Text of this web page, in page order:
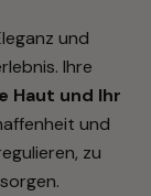
und
Ihre
Haut und Ihr
und
zu